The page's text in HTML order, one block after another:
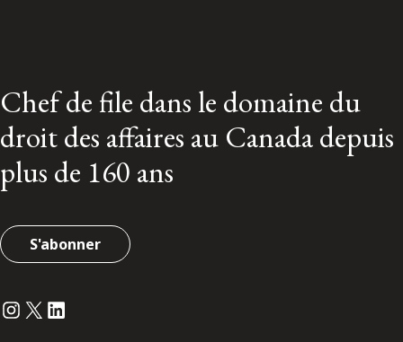
Chef de file dans le domaine du
droit des affaires au Canada depuis
plus de 160 ans
S'abonner
Instagram
Twitter
LinkedIn